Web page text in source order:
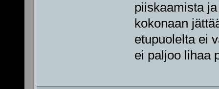
piiskaamista
kokonaan
etupuolelta ei
ei paljoo lihaa